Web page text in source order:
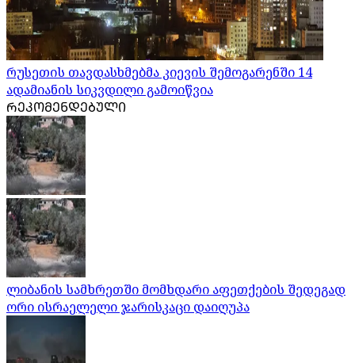
რუსეთის თავდასხმებმა კიევის შემოგარენში 14
ადამიანის სიკვდილი გამოიწვია
ᲠᲔᲙᲝᲛᲔᲜᲓᲔᲑᲣᲚᲘ
ლიბანის სამხრეთში მომხდარი აფეთქების შედეგად
ორი ისრაელელი ჯარისკაცი დაიღუპა